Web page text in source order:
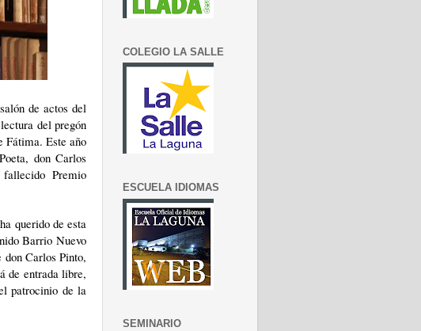
de actos del
del pregón
Fátima. Este año
don Carlos
Premio
querido de esta
Barrio Nuevo
don Carlos Pinto,
de entrada libre,
patrocinio de la
COLEGIO LA SALLE
ESCUELA IDIOMAS
SEMINARIO